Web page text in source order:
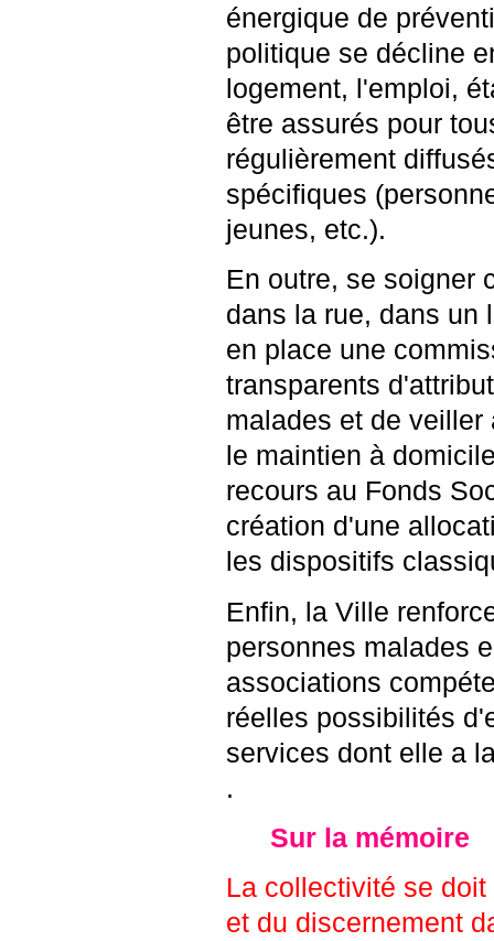
énergique de
politique se décline
logement, l'emploi,
être assurés pour
régulièrement
spécifiques
jeunes, etc.).
En outre, se soigner
dans la rue, dans un
en place une
transparents
malades et de veiller
le maintien à
recours au Fonds
création d'une
les dispositifs
Enfin, la Ville
personnes malades
associations
réelles possibilités
services dont elle a
.
Sur la mémoire
La collectivité se
et du discernement